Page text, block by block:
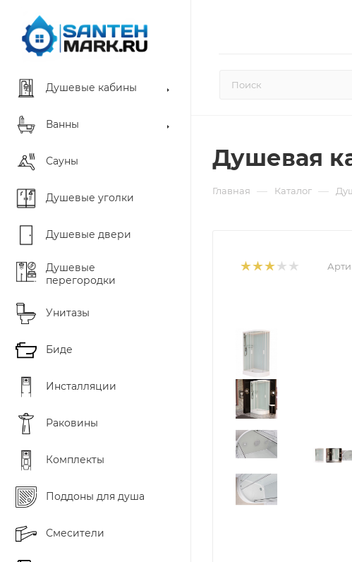
Душевые кабины
Ванны
Сауны
Душевые уголки
Душевые двери
Душевые
перегородки
Унитазы
Биде
Инсталляции
Раковины
Комплекты
Поддоны для душа
Смесители
Душевая
Главная — Каталог —